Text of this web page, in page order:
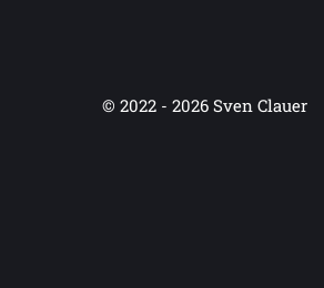
© 2022 - 2026 Sven Clauer